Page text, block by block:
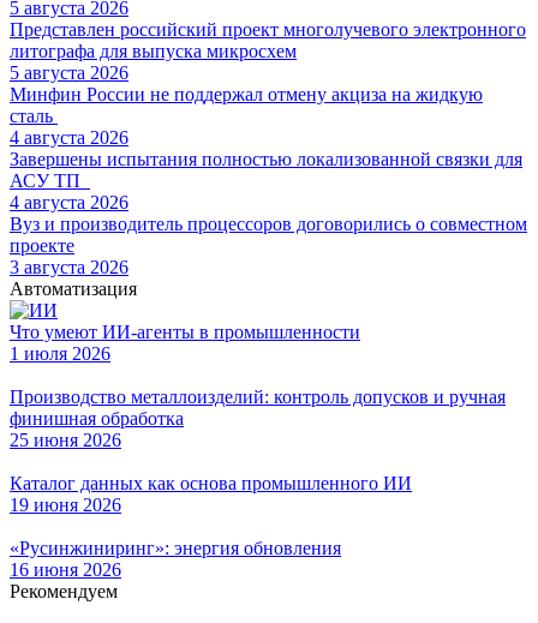
5 августа 2026
Представлен российский проект многолучевого электронного
литографа для выпуска микросхем
5 августа 2026
Минфин России не поддержал отмену акциза на жидкую
сталь
4 августа 2026
Завершены испытания полностью локализованной связки для
АСУ ТП
4 августа 2026
Вуз и производитель процессоров договорились о совместном
проекте
3 августа 2026
Автоматизация
Что умеют ИИ-агенты в промышленности
1 июля 2026
Производство металлоизделий: контроль допусков и ручная
финишная обработка
25 июня 2026
Каталог данных как основа промышленного ИИ
19 июня 2026
«Русинжиниринг»: энергия обновления
16 июня 2026
Рекомендуем